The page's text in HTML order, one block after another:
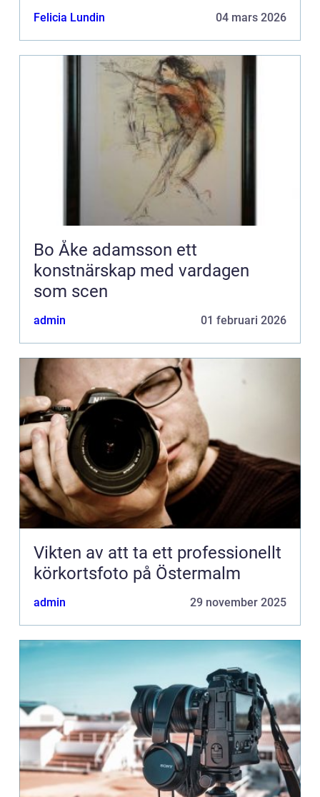
Felicia Lundin 04 mars 2026
Bo Åke adamsson ett
konstnärskap med vardagen
som scen
admin 01 februari 2026
Vikten av att ta ett professionellt
körkortsfoto på Östermalm
admin 29 november 2025